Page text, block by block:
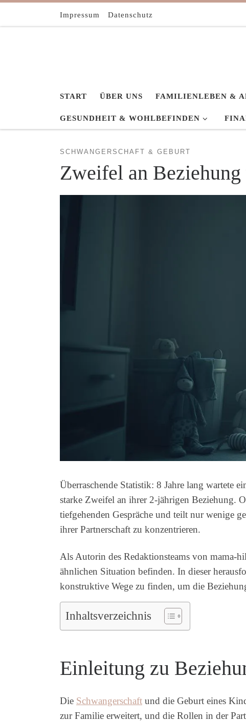
Zum Inhalt springen
Impressum Datenschutz
START ÜBER UNS FAMILIENLEBEN &
GESUNDHEIT & WOHLBEFINDEN
SCHWANGERSCHAFT & GEBURT
Zweifel an
Überraschende Statistik: 8 Jahre lang wartete
starke Zweifel an ihrer 2-jährigen Beziehung.
tiefgehenden Gespräche und teilt nur wenige
ihrer Partnerschaft zu konzentrieren.
Als Autorin des Redaktionsteams von mama-
ähnlichen Situation befinden. In dieser
konstruktive Wege zu finden, um die
Inhaltsverzeichnis
Einleitung zu
Die Schwangerschaft und die Geburt eines
zur Familie erweitert, und die Rollen in der